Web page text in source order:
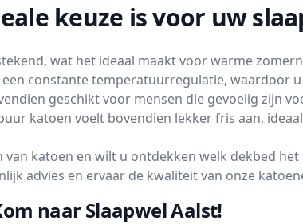
keuze is voor uw
wat het ideaal maakt voor warme
constante temperatuurregulatie, waardoor
geschikt voor mensen die gevoelig zijn
katoen voelt bovendien lekker fris aan,
katoen en wilt u ontdekken welk dekbed het
advies en ervaar de kwaliteit van onze
naar Slaapwel Aalst!